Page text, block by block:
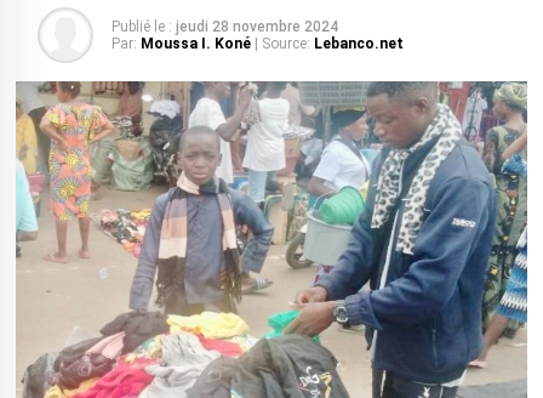
Publié le : jeudi 28 novembre 2024
Par: Moussa I. Koné | Source: Lebanco.net